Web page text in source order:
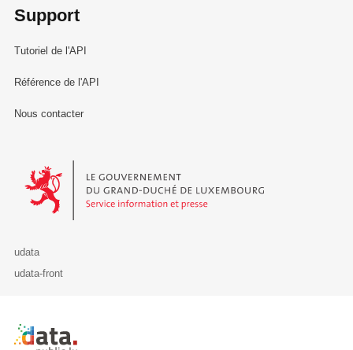
Support
Tutoriel de l'API
Référence de l'API
Nous contacter
Le Gouvernement du Grand-Duché de Luxembourg - Service
udata
udata-front
Retour à l'accueil de data.public.lu